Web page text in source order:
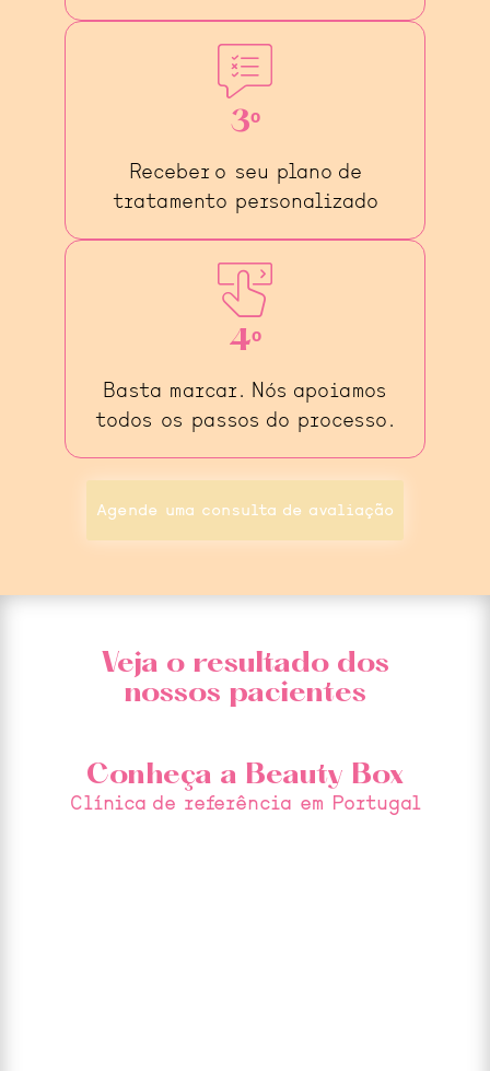
3º
Receber o seu plano de
tratamento personalizado
4º
Basta marcar. Nós apoiamos
todos os passos do processo.
Agende uma consulta de avaliação
Veja o resultado dos
nossos pacientes
Conheça a Beauty Box
Clínica de referência em Portugal